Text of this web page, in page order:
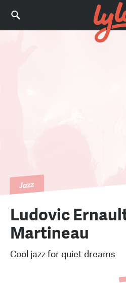
Jazz
Ludovic
Martineau
Cool jazz for quiet dreams